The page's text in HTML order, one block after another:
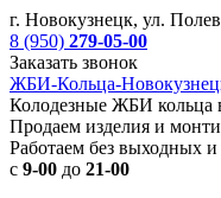
г. Новокузнецк, ул.
8 (950) 279-05-00
Заказать звонок
ЖБИ-Кольца-
Колодезные ЖБИ кольца
Продаем изделия и
Работаем без выходных и
с 9-00 до 21-00